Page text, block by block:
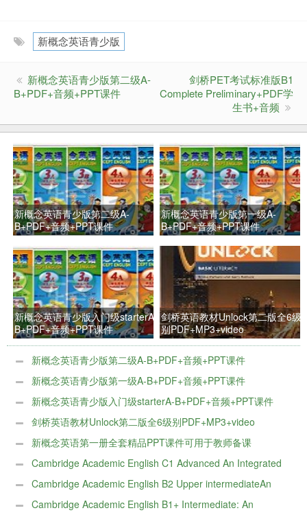
新概念英语青少版
新概念英语青少版第二级A-
B+PDF+音频+PPT课件
剑桥PET考试标准版B1
Complete Preliminary+PDF学
生书+音频
新概念英语青少版第二级A-
B+PDF+音频+PPT课件
新概念英语青少版第一级A-
B+PDF+音频+PPT课件
新概念英语青少版入门级starterA-
B+PDF+音频+PPT课件
剑桥英语教材Unlock第二版全6级
别PDF+MP3+video
新概念英语青少版第二级A-B+PDF+音频+PPT课件
新概念英语青少版第一级A-B+PDF+音频+PPT课件
新概念英语青少版入门级starterA-B+PDF+音频+PPT课件
剑桥英语教材Unlock第二版全6级别PDF+MP3+video
新概念英语第一册全套精品PPT课件可用于教师备课
Cambridge Academic English C1 Advanced An Integrated
Skills Course for EAP电子版
Cambridge Academic English B2 Upper intermediateAn
Integrated Skills Course for EAP电子版
Cambridge Academic English B1+ Intermediate: An